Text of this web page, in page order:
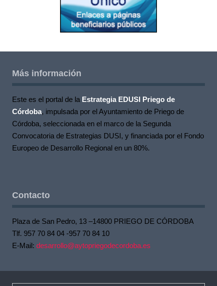
Más información
Este es el portal de la Estrategia EDUSI Priego de
Córdoba, impulsada por el Ayuntamiento de Priego de
Córdoba, seleccionada en el marco de la Segunda
Convocatoria de Estrategias DUSI, y financiada por el Fondo
Europeo de Desarrollo Regional en un 80%.
Contacto
Plaza de San Pedro, 13 –14800 PRIEGO DE CÓRDOBA
Tlf. 957 70 84 04 -957 70 84 10
E-Mail: desarrollo@aytopriegodecordoba.es